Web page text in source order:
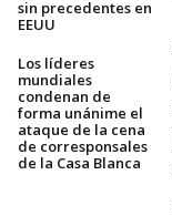
sin precedentes en
EEUU
Los líderes
mundiales
condenan de
forma unánime el
ataque de la cena
de corresponsales
de la Casa Blanca